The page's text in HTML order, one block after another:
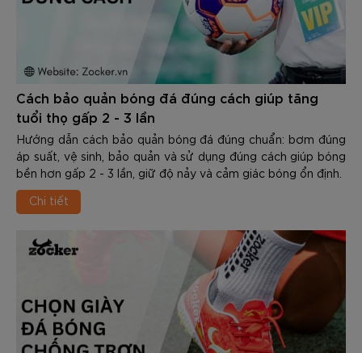
Cách bảo quản bóng đá đúng cách giúp tăng
tuổi thọ gấp 2 - 3 lần
Hướng dẫn cách bảo quản bóng đá đúng chuẩn: bơm đúng
áp suất, vệ sinh, bảo quản và sử dụng đúng cách giúp bóng
bền hơn gấp 2 - 3 lần, giữ độ nảy và cảm giác bóng ổn định.
Chi tiết